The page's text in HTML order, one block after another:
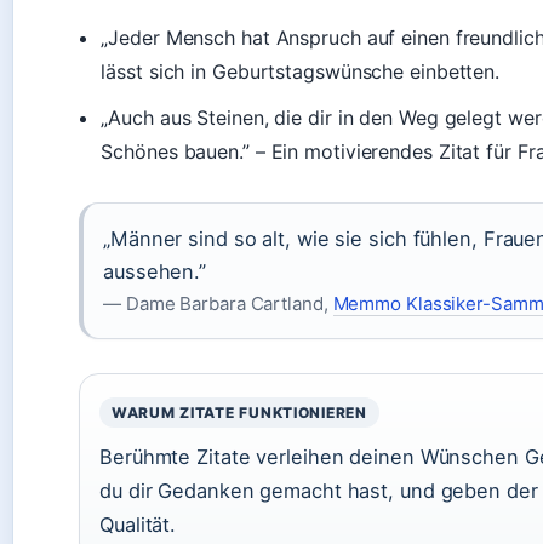
„Jeder Mensch hat Anspruch auf einen
lässt sich in Geburtstagswünsche einbetten.
„Auch aus Steinen, die dir in den Weg gelegt
Schönes bauen.” – Ein motivierendes Zitat für
„Männer sind so alt, wie sie sich fühlen,
aussehen.”
— Dame Barbara Cartland, Memmo Klassiker-
WARUM ZITATE FUNKTIONIEREN
Berühmte Zitate verleihen deinen Wünschen
du dir Gedanken gemacht hast, und geben
Qualität.